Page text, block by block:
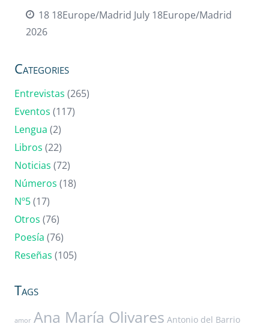
18 18Europe/Madrid July 18Europe/Madrid
2026
Categories
Entrevistas (265)
Eventos (117)
Lengua (2)
Libros (22)
Noticias (72)
Números (18)
Nº5(17)
Otros (76)
Poesía (76)
Reseñas (105)
Tags
amor Ana María Olivares Antonio del Barrio